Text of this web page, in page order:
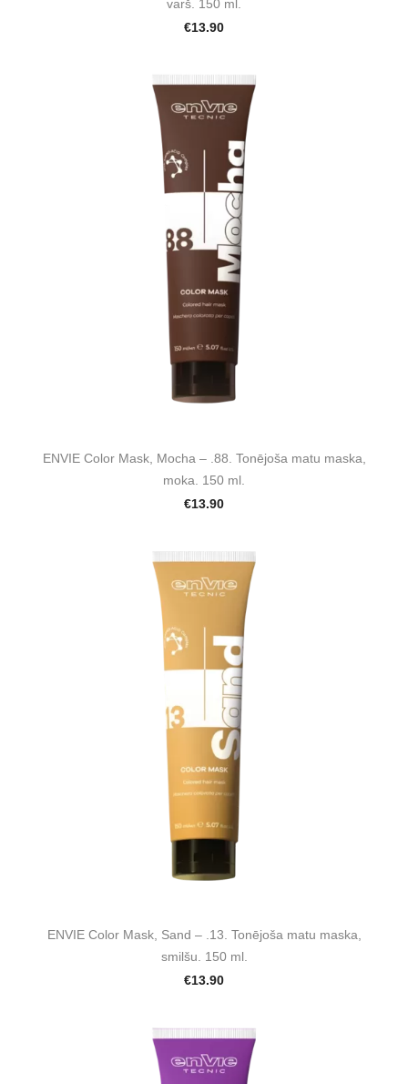
varš. 150 ml.
€13.90
ENVIE Color Mask, Mocha – .88. Tonējoša matu maska,
moka. 150 ml.
€13.90
ENVIE Color Mask, Sand – .13. Tonējoša matu maska,
smilšu. 150 ml.
€13.90